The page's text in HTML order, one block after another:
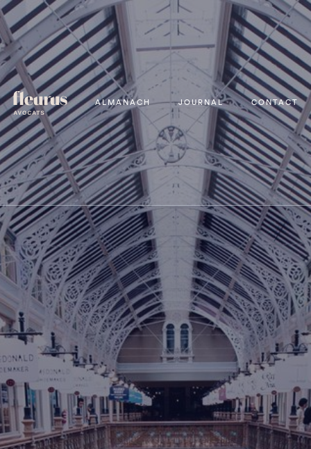
ALMANACH JOURNAL CONTACT